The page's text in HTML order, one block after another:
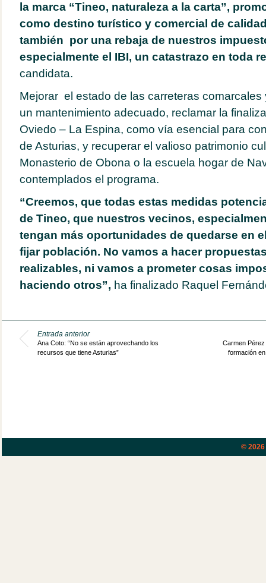
la marca “Tineo, naturaleza a la carta”,
como destino turístico y comercial de
también por una rebaja de nuestros
especialmente el IBI, un catastrazo en toda
candidata.
Mejorar el estado de las carreteras comarcales
un mantenimiento adecuado, reclamar la
Oviedo – La Espina, como vía esencial para
de Asturias, y recuperar el valioso patrimonio
Monasterio de Obona o la escuela hogar de
contemplados el programa.
“Creemos, que todas estas medidas
de Tineo, que nuestros vecinos,
tengan más oportunidades de quedarse en
fijar población. No vamos a hacer
realizables, ni vamos a prometer cosas
haciendo otros”, ha finalizado Raquel
Entrada anterior
Ana Coto: “No se están aprovechando los
recursos que tiene Asturias”
Carmen
formación
© 2026